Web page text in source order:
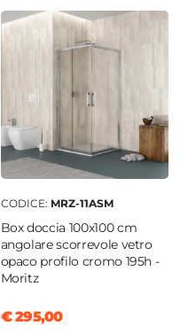
CODICE: MRZ-11ASM
Box doccia 100x100 cm
angolare scorrevole vetro
opaco profilo cromo 195h -
Moritz
€ 295,00